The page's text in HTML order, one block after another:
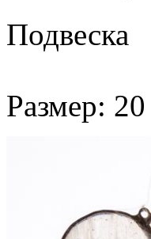
Подвеска
Размер: